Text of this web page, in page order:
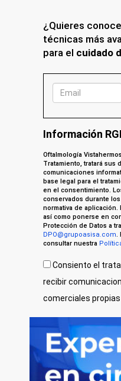
¿Quieres
técnicas más
para el cuidado
Información
Oftalmología
Tratamiento, tratará sus
comunicaciones
base legal para el
en el consentimiento.
conservados durante
normativa de
así como ponerse en
Protección de Datos a
DPO@grupoasisa.com.
consultar nuestra
Consiento el
recibir
comerciales propias